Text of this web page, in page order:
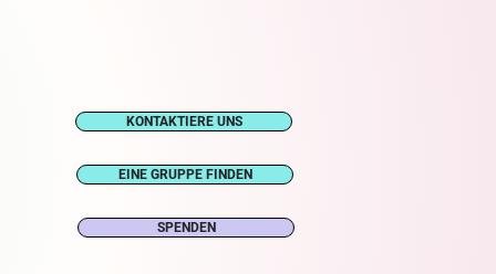
KONTAKTIERE UNS
EINE GRUPPE FINDEN
SPENDEN